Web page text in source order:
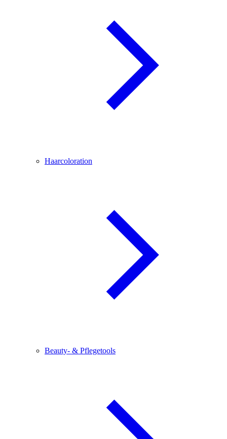
Haarcoloration
Beauty- & Pflegetools